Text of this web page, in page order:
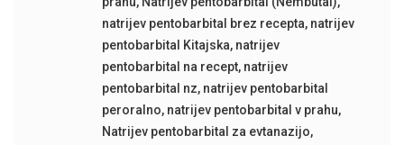
natrijev pentobarbital brez recepta, natrijev
pentobarbital Kitajska, natrijev
pentobarbital na recept, natrijev
pentobarbital nz, natrijev pentobarbital
peroralno, natrijev pentobarbital v prahu,
Natrijev pentobarbital za evtanazijo,